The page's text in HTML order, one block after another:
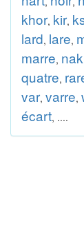
khor, kir,
lard, lare,
marre, nak
quatre,
var, varre,
écart, ....